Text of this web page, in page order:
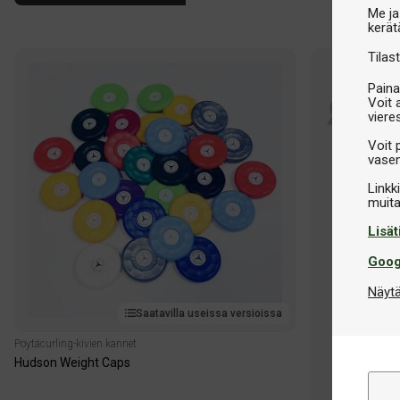
Me
Voit
Voit
Saatavilla useissa versioissa
Pöytäcurling-kivien kannet
Hudson Weight Caps